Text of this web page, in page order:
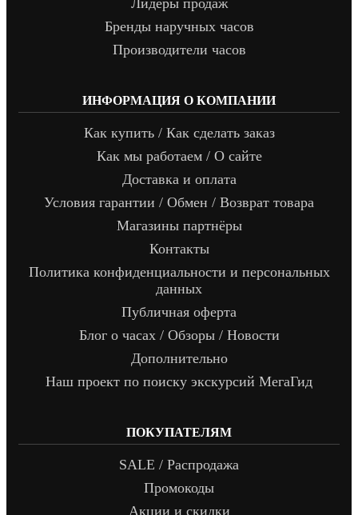
Бренды наручных часов
Производители часов
ИНФОРМАЦИЯ О КОМПАНИИ
Как купить / Как сделать заказ
Как мы работаем / О сайте
Доставка и оплата
Условия гарантии / Обмен / Возврат товара
Магазины партнёры
Контакты
Политика конфиденциальности и персональных
данных
Публичная оферта
Блог о часах / Обзоры / Новости
Дополнительно
Наш проект по поиску экскурсий МегаГид
ПОКУПАТЕЛЯМ
SALE / Распродажа
Промокоды
Акции и скидки